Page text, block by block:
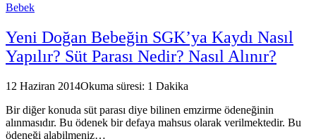
Bebek
Yeni Doğan Bebeğin SGK’ya Kaydı Nasıl
Yapılır? Süt Parası Nedir? Nasıl Alınır?
12 Haziran 2014Okuma süresi: 1 Dakika
Bir diğer konuda süt parası diye bilinen emzirme ödeneğinin
alınmasıdır. Bu ödenek bir defaya mahsus olarak verilmektedir. Bu
ödeneği alabilmeniz…